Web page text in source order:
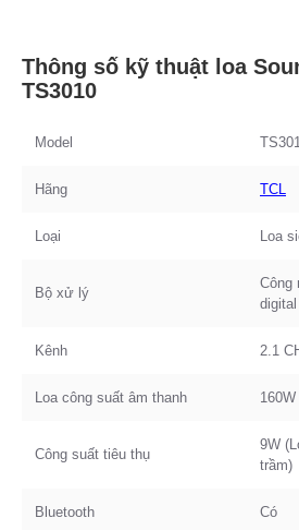
Thông số kỹ thuật loa
TS3010
Model
Hãng TCL
Loại Loa
Bộ xử lý
Công
digital
Kênh 2.1
Loa công suất âm thanh 160W
Công suất tiêu thụ
9W
trầm)
Bluetooth Có